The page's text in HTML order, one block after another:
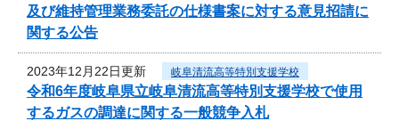
及び維持管理業務委託の仕様書案に対する意見招請に
関する公告
2023年12月22日更新 岐阜清流高等特別支援学校
令和6年度岐阜県立岐阜清流高等特別支援学校で使用
するガスの調達に関する一般競争入札